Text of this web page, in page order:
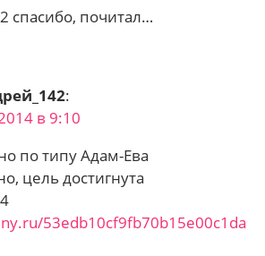
спасибо, почитал…
:
в 9:10
по типу Адам-Ева
цель достигнута
53edb10cf9fb70b15e00c1da